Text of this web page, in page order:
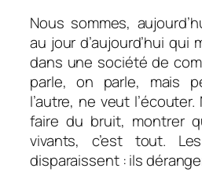
Nous sommes,
au jour d’aujourd’hui qui
dans une société de
parle, on parle, mais
l’autre, ne veut
faire du bruit, montrer
vivants, c’est tout.
disparaissent : ils